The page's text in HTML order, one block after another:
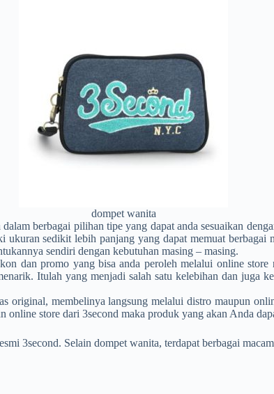
dompet wanita
berbagai pilihan tipe yang dapat anda sesuaikan
sedikit lebih panjang yang dapat memuat berbagai
sendiri dengan kebutuhan masing – masing.
promo yang bisa anda peroleh melalui online store
Itulah yang menjadi salah satu kelebihan dan juga
membelinya langsung melalui distro maupun
store dari 3second maka produk yang akan Anda
3second. Selain dompet wanita, terdapat berbagai